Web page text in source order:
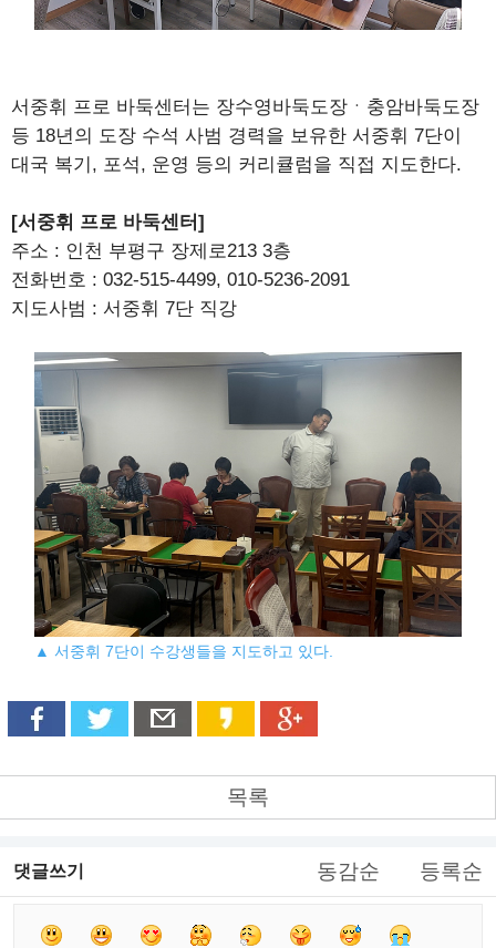
서중휘 프로 바둑센터는 장수영바둑도장ㆍ충암바둑도장
등 18년의 도장 수석 사범 경력을 보유한 서중휘 7단이
대국 복기, 포석, 운영 등의 커리큘럼을 직접 지도한다.
[서중휘 프로 바둑센터]
주소 : 인천 부평구 장제로213 3층
전화번호 : 032-515-4499, 010-5236-2091
지도사범 : 서중휘 7단 직강
▲ 서중휘 7단이 수강생들을 지도하고 있다.
목록
댓글쓰기 동감순 등록순